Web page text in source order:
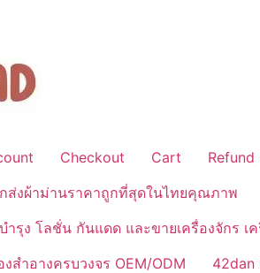
Checkout Cart
ส่งผ้าม่านราคาถูกที่สุดในไทยคุณภาพ
โลชั่น กันแดด และขายเครื่องจักร เค
สำอางครบวงจร OEM/ODM
42dan